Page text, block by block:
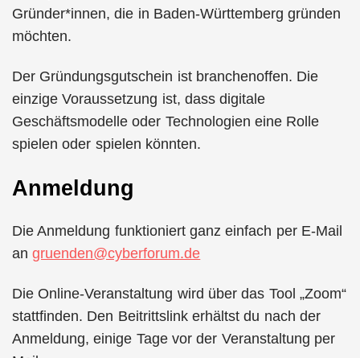
Gründer*innen, die in Baden-Württemberg gründen
möchten.
Der Gründungsgutschein ist branchenoffen. Die
einzige Voraussetzung ist, dass digitale
Geschäftsmodelle oder Technologien eine Rolle
spielen oder spielen könnten.
Anmeldung
Die Anmeldung funktioniert ganz einfach per E-Mail
angruenden@cyberforum.de
Die Online-Veranstaltung wird über das Tool „Zoom“
stattfinden. Den Beitrittslink erhältst du nach der
Anmeldung, einige Tage vor der Veranstaltung per